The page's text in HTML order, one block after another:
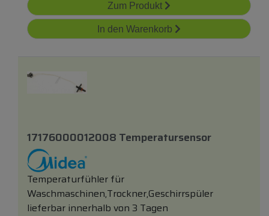
Zum Produkt
In den Warenkorb
17176000012008 Temperatursensor
Temperaturfühler für
Waschmaschinen,Trockner,Geschirrspüler
lieferbar innerhalb von 3 Tagen